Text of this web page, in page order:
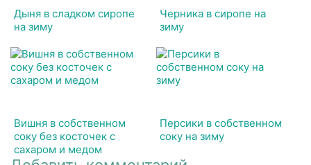
Дыня в сладком сиропе
на зиму
Черника в сиропе на
зиму
Вишня в собственном
соку без косточек с
сахаром и медом
Персики в собственном
соку на зиму